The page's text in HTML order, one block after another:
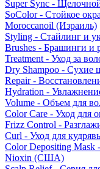
Super Sync -
SoColor - Стойкое
Moroccanoil (Израиль)
Styling - Стайлинг и
Brushes - Брашинги и
Treatment - Уход за
Dry Shampoo - Сухие
Repair -
Hydration -
Volume - Объем для
Color Care - Уход для
Frizz Control -
Curl - Уход для
Color Depositing
Nioxin (США)